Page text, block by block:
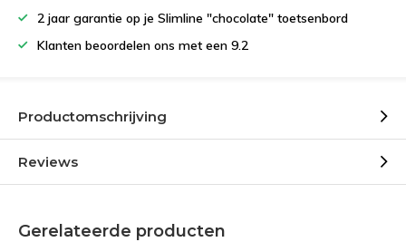
2 jaar garantie op je Slimline "chocolate" toetsenbord
Klanten beoordelen ons met een 9.2
Productomschrijving
Reviews
Gerelateerde producten